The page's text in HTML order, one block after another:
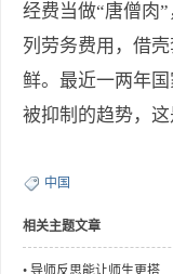
经费当做“唐僧肉
列劳务费用，借
鲜。最近一两年
被抑制的趋势，这
中国
相关主题文章
• 导师反思能让师生更搭